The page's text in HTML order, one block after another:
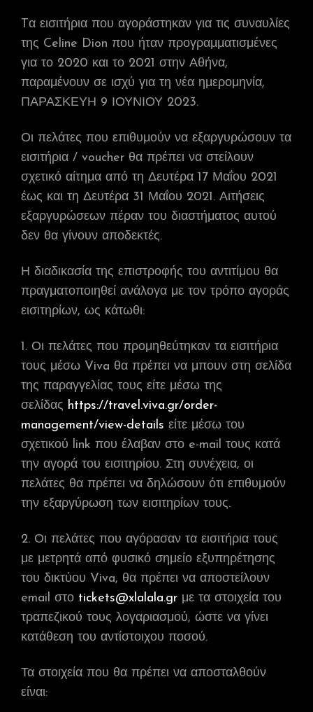
Tα εισιτήρια που αγοράστηκαν για τις συναυλίες
της Celine Dion που ήταν προγραμματισμένες
για το 2020 και το 2021 στην Αθήνα,
παραμένουν σε ισχύ για τη νέα ημερομηνία,
ΠΑΡΑΣΚΕΥΗ 9 ΙΟΥΝΙΟΥ 2023.
Οι πελάτες που επιθυμούν να εξαργυρώσουν τα
εισιτήρια / voucher θα πρέπει να στείλουν
σχετικό αίτημα από τη Δευτέρα 17 Μαΐου 2021
έως και τη Δευτέρα 31 Μαΐου 2021. Αιτήσεις
εξαργυρώσεων πέραν του διαστήματος αυτού
δεν θα γίνουν αποδεκτές.
Η διαδικασία της επιστροφής του αντιτίμου θα
πραγματοποιηθεί ανάλογα με τον τρόπο αγοράς
εισιτηρίων, ως κάτωθι:
1. Οι πελάτες που προμηθεύτηκαν τα εισιτήρια
τους μέσω Viva θα πρέπει να μπουν στη σελίδα
της παραγγελίας τους είτε μέσω της
σελίδας https://travel.viva.gr/order-
management/view-details είτε μέσω του
σχετικού link που έλαβαν στο e-mail τους κατά
την αγορά του εισιτηρίου. Στη συνέχεια, οι
πελάτες θα πρέπει να δηλώσουν ότι επιθυμούν
την εξαργύρωση των εισιτηρίων τους.
2. Οι πελάτες που αγόρασαν τα εισιτήρια τους
με μετρητά από φυσικό σημείο εξυπηρέτησης
του δικτύου Viva, θα πρέπει να αποστείλουν
email στο tickets@xlalala.gr με τα στοιχεία του
τραπεζικού τους λογαριασμού, ώστε να γίνει
κατάθεση του αντίστοιχου ποσού.
Τα στοιχεία που θα πρέπει να αποσταλθούν
είναι: